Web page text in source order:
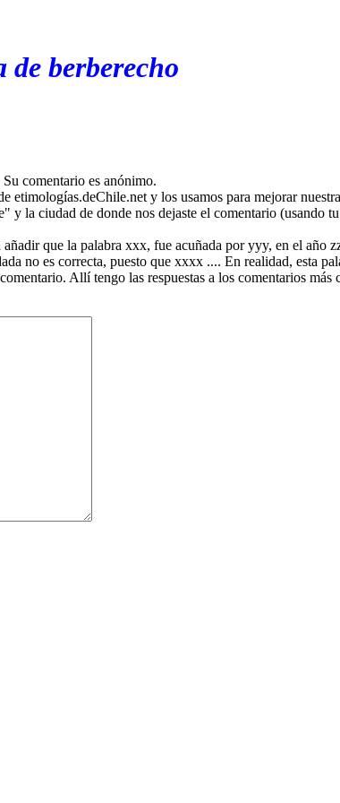
berberecho
comentario es anónimo.
y los usamos para mejorar
y la ciudad de donde nos dejaste el comentario (usando
que la palabra xxx, fue acuñada por yyy, en el año
no es correcta, puesto que xxxx .... En realidad, esta
Allí tengo las respuestas a los comentarios